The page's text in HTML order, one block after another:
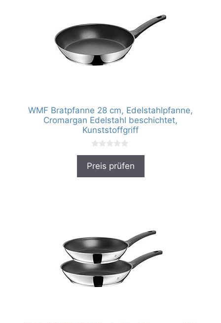
WMF Bratpfanne 28 cm, Edelstahlpfanne,
Cromargan Edelstahl beschichtet,
Kunststoffgriff
0
o
Preis prüfen